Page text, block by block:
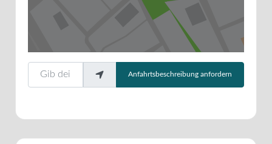
Gib deinen Standort ein.
Anfahrtsbeschreibung anfordern